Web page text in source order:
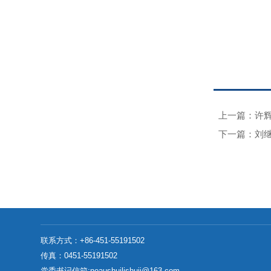
上一篇：许
下一篇：刘
联系方式：+86-451-55191502
传真：0451-55191502